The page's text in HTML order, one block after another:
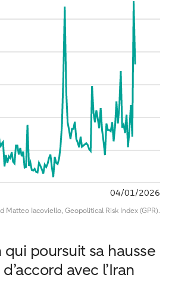
poursuit sa hausse
avec l’Iran